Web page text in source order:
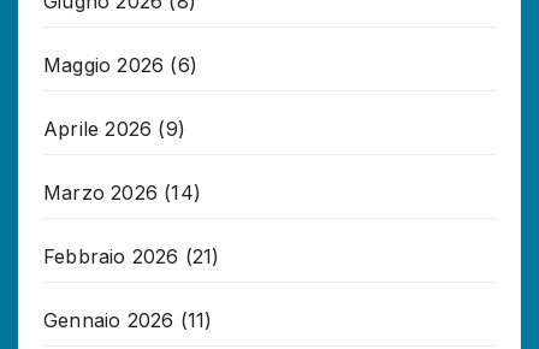
Maggio 2026 (6)
Aprile 2026 (9)
Marzo 2026 (14)
Febbraio 2026 (21)
Gennaio 2026 (11)